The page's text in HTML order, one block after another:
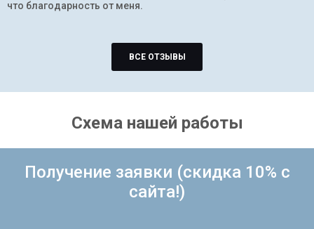
что благодарность от меня.
ВСЕ ОТЗЫВЫ
Схема нашей работы
Получение заявки (скидка 10% с
сайта!)